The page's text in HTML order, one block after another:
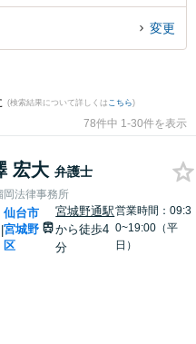
事裁判のトラブル解決の実績豊富
料で刑事裁判を法律相談できる宮
変更
(検索結果について詳しくは こちら)
78件中 1-30件を表示
宏大 弁護士
岡法律事務所
|
仙台市
宮城野
区
宮城野通駅
から徒歩4
分
営業時間：09:3
0~19:00（平
日）